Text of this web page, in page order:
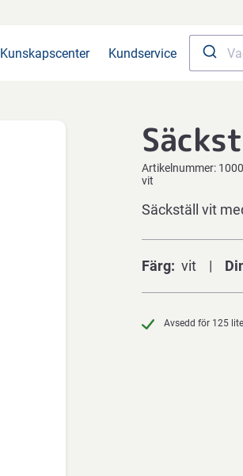
Kunskapscenter Kundservice
Artikelnummer:
vit
Säckställ vit
Färg vit
Avsedd för 125